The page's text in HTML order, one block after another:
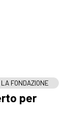
LA FONDAZIONE
per